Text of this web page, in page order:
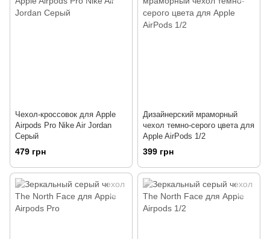
Чехол-кроссовок для Apple
Airpods Pro Nike Air Jordan
Серый
479 грн
Дизайнерский мраморный
чехол темно-серого цвета для
Apple AirPods 1/2
399 грн